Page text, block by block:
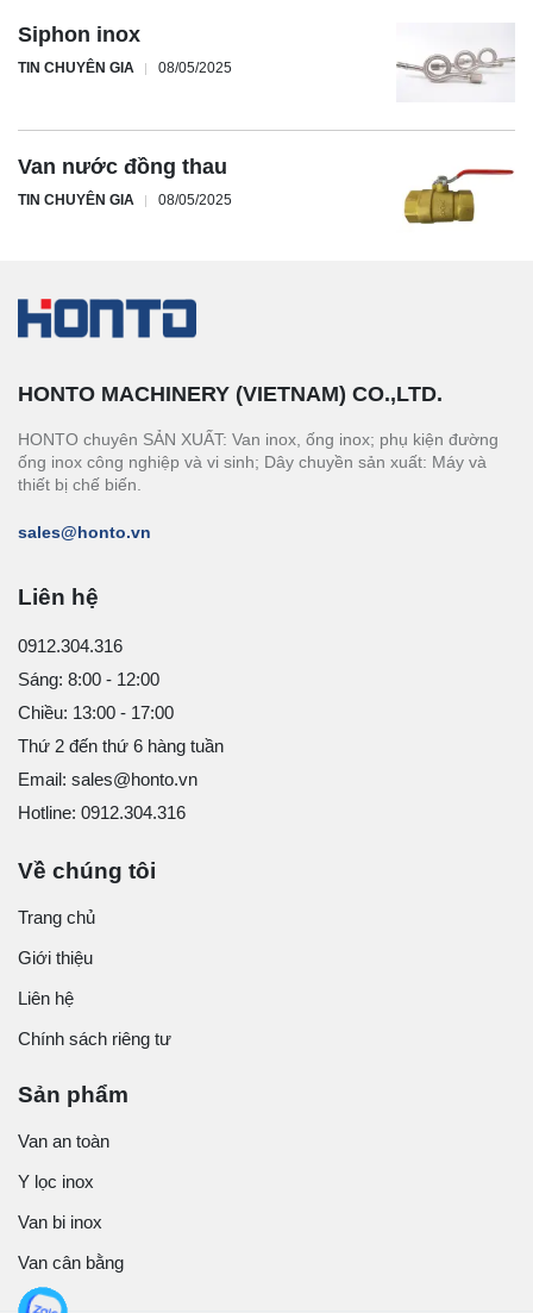
Siphon inox
TIN CHUYÊN GIA 08/05/2025
Van nước đồng thau
TIN CHUYÊN GIA 08/05/2025
HONTO MACHINERY (VIETNAM) CO.,LTD.
HONTO chuyên SẢN XUẤT: Van inox, ống inox; phụ kiện đường
ống inox công nghiệp và vi sinh; Dây chuyền sản xuất: Máy và
thiết bị chế biến.
sales@honto.vn
Liên hệ
0912.304.316
Sáng: 8:00 - 12:00
Chiều: 13:00 - 17:00
Thứ 2 đến thứ 6 hàng tuần
Email: sales@honto.vn
Hotline: 0912.304.316
Về chúng tôi
Trang chủ
Giới thiệu
Liên hệ
Chính sách riêng tư
Sản phẩm
Van an toàn
Y lọc inox
Van bi inox
Van cân bằng